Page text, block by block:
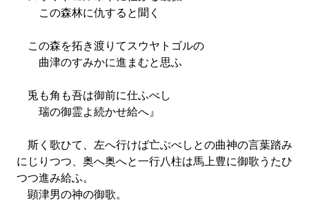
この森林に仇すると聞く
この森を拓き渡りてスウヤトゴルの
曲津のすみかに進まむと思ふ
兎も角も吾は御前に仕ふべし
瑞の御霊よ続かせ給へ』
斯く歌ひて、左へ行けば亡ぶべしとの曲神の言葉踏み
にじりつつ、奥へ奥へと一行八柱は馬上豊に御歌うたひ
つつ進み給ふ。
顕津男の神の御歌。